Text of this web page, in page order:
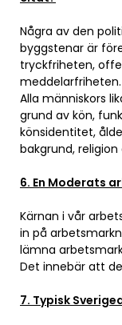
Några av den
byggstenar är
tryckfriheten,
meddelarfriheten.
Alla människors
grund av kön,
könsidentitet,
bakgrund,
6. En Moderats
Kärnan i vår
in på
lämna
Det innebär att
7. Typisk